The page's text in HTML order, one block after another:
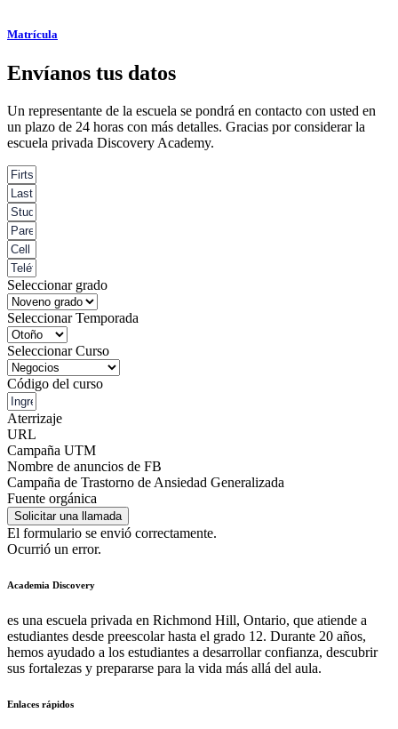
Matrícula
Envíanos tus datos
Un representante de la escuela se pondrá en contacto con usted en
un plazo de 24 horas con más detalles. Gracias por considerar la
escuela privada Discovery Academy.
Seleccionar grado
Seleccionar Temporada
Seleccionar Curso
Código del curso
Aterrizaje
URL
Campaña UTM
Nombre de anuncios de FB
Campaña de Trastorno de Ansiedad Generalizada
Fuente orgánica
Solicitar una llamada
El formulario se envió correctamente.
Ocurrió un error.
Academia Discovery
es una escuela privada en Richmond Hill, Ontario, que atiende a
estudiantes desde preescolar hasta el grado 12. Durante 20 años,
hemos ayudado a los estudiantes a desarrollar confianza, descubrir
sus fortalezas y prepararse para la vida más allá del aula.
Enlaces rápidos